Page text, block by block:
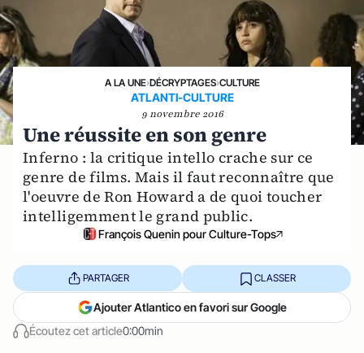
A LA UNE›DÉCRYPTAGES›CULTURE
ATLANTI-CULTURE
9 novembre 2016
Une réussite en son genre
Inferno : la critique intello crache sur ce
genre de films. Mais il faut reconnaître que
l'oeuvre de Ron Howard a de quoi toucher
intelligemment le grand public.
François Quenin pour Culture-Tops
Écoutez cet article0:00min
PARTAGER CLASSER
Ajouter Atlantico en favori sur Google